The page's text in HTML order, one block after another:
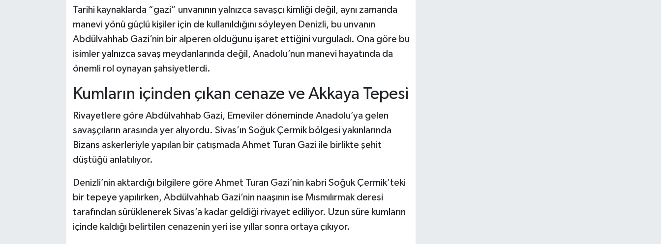
Tarihi kaynaklarda “gazi” unvanının yalnızca savaşçı kimliği değil, aynı zamanda
manevi yönü güçlü kişiler için de kullanıldığını söyleyen Denizli, bu unvanın
Abdülvahhab Gazi’nin bir alperen olduğunu işaret ettiğini vurguladı. Ona göre bu
isimler yalnızca savaş meydanlarında değil, Anadolu’nun manevi hayatında da
önemli rol oynayan şahsiyetlerdi.
Kumların içinden çıkan cenaze ve Akkaya Tepesi
Rivayetlere göre Abdülvahhab Gazi, Emeviler döneminde Anadolu’ya gelen
savaşçıların arasında yer alıyordu. Sivas’ın Soğuk Çermik bölgesi yakınlarında
Bizans askerleriyle yapılan bir çatışmada Ahmet Turan Gazi ile birlikte şehit
düştüğü anlatılıyor.
Denizli’nin aktardığı bilgilere göre Ahmet Turan Gazi’nin kabri Soğuk Çermik’teki
bir tepeye yapılırken, Abdülvahhab Gazi’nin naaşının ise Mısmılırmak deresi
tarafından sürüklenerek Sivas’a kadar geldiği rivayet ediliyor. Uzun süre kumların
içinde kaldığı belirtilen cenazenin yeri ise yıllar sonra ortaya çıkıyor.